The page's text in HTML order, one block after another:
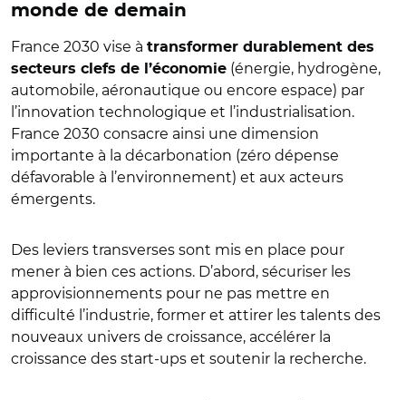
monde de demain
France 2030 vise à transformer durablement des
secteurs clefs de l’économie (énergie, hydrogène,
automobile, aéronautique ou encore espace) par
l’innovation technologique et l’industrialisation.
France 2030 consacre ainsi une dimension
importante à la décarbonation (zéro dépense
défavorable à l’environnement) et aux acteurs
émergents.
Des leviers transverses sont mis en place pour
mener à bien ces actions. D’abord, sécuriser les
approvisionnements pour ne pas mettre en
difficulté l’industrie, former et attirer les talents des
nouveaux univers de croissance, accélérer la
croissance des start-ups et soutenir la recherche.